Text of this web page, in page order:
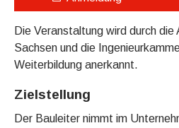
Die Veranstaltung wird durch
Sachsen und die
Weiterbildung anerkannt.
Zielstellung
Der Bauleiter nimmt im